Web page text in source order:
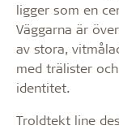
ligger som en
Väggarna är
av stora,
med trälister
identitet.
Troldtekt line